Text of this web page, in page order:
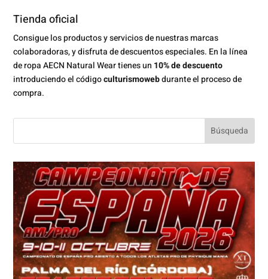
Tienda oficial
Consigue los productos y servicios de nuestras marcas
colaboradoras, y disfruta de descuentos especiales. En la línea
de ropa AECN Natural Wear tienes un 10% de descuento
introduciendo el códigoculturismowebdurante el proceso de
compra.